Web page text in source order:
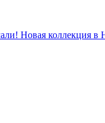
Новая коллекция в